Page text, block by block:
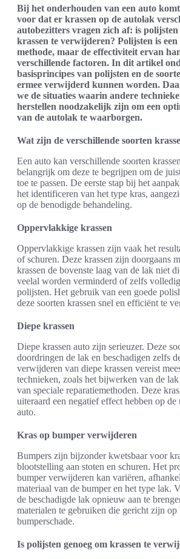
Bij het onderhouden van een auto
voor dat er krassen op de autolak
autobezitters vragen zich af: is polijsten
krassen te verwijderen? Polijsten is
methode, maar de effectiviteit ervan
verschillende factoren. In dit artikel
basisprincipes van polijsten en de
ermee verwijderd kunnen worden.
we de situaties waarin andere
herstellen noodzakelijk zijn om een
van de autolak te waarborgen.
Wat zijn de verschillende soorten
Een auto kan verschillende soorten
belangrijk om deze te begrijpen om de
toe te passen. De eerste stap bij het
het identificeren van het type kras,
op de benodigde behandeling.
Oppervlakkige krassen
Oppervlakkige krassen zijn vaak het
of schuren. Deze krassen zijn doorgaans
krassen de bovenste laag van de lak niet
veelal worden verminderd of zelfs
polijsten. Het gebruik van een goede
deze soorten krassen snel en efficiënt te
Diepe krassen
Diepe krassen auto zijn serieuzer. Deze
doordringen de lak en beschadigen zelfs
verwijderen van diepe krassen vereist
technieken, zoals het bijwerken van de lak
van speciale reparatiemethoden. Deze
uiteraard een negatief effect hebben op
auto.
Kras op bumper verwijderen
Bumpers zijn bijzonder kwetsbaar voor
blootstelling aan stoten en schuren. Het
bumper verwijderen kan variëren,
materiaal van de bumper en het type lak.
de beschadigde lak opnieuw aan te
materialen te gebruiken die gericht zijn op
bumperschade.
Is polijsten genoeg om krassen te